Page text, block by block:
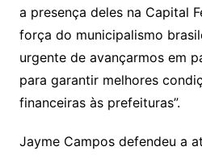
a presença deles na Capital
força do municipalismo
urgente de avançarmos em
para garantir melhores
financeiras às prefeituras”.
Jayme Campos defendeu a